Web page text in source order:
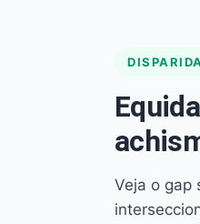
Veja o gap